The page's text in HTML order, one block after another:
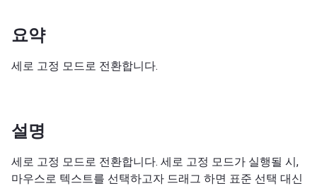
요약
세로 고정 모드로 전환합니다.
설명
세로 고정 모드로 전환합니다. 세로 고정 모드가 실행될 시,
마우스로 텍스트를 선택하고자 드래그 하면 표준 선택 대신